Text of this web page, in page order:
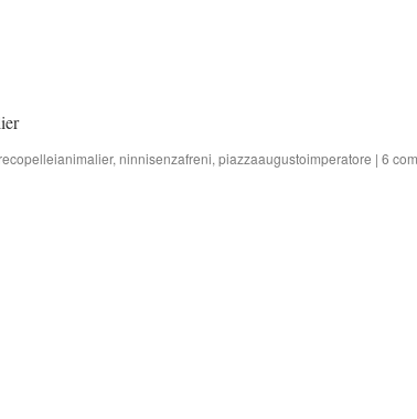
, ninnisenzafreni, piazzaaugustoimperatore | 6